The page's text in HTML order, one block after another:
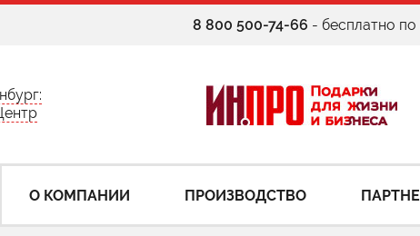
8 800 500-74-66 - бесплатно
О КОМПАНИИ ПРОИЗВОДСТВО